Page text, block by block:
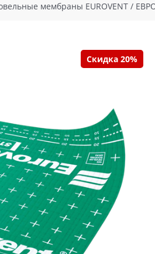
мембраны EUROVENT /
Скидка 20%